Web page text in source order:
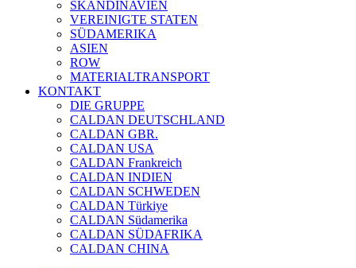
SKANDINAVIEN
VEREINIGTE STATEN
SÜDAMERIKA
ASIEN
ROW
MATERIALTRANSPORT
KONTAKT
DIE GRUPPE
CALDAN DEUTSCHLAND
CALDAN GBR.
CALDAN USA
CALDAN Frankreich
CALDAN INDIEN
CALDAN SCHWEDEN
CALDAN Türkiye
CALDAN Südamerika
CALDAN SÜDAFRIKA
CALDAN CHINA